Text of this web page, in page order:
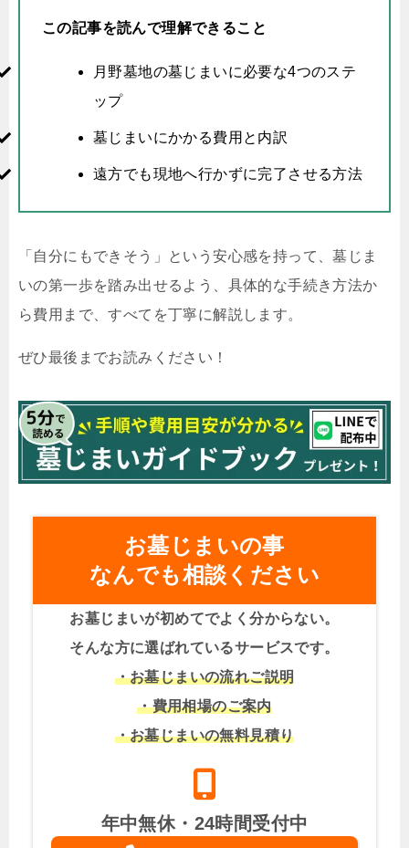
この記事を読んで理解できること
月野墓地の墓じまいに必要な4つのステ
ップ
墓じまいにかかる費用と内訳
遠方でも現地へ行かずに完了させる方法
「自分にもできそう」という安心感を持って、墓じま
いの第一歩を踏み出せるよう、具体的な手続き方法か
ら費用まで、すべてを丁寧に解説します。
ぜひ最後までお読みください！
お墓じまいの事
なんでも相談ください
お墓じまいが初めてでよく分からない。
そんな方に選ばれているサービスです。
・お墓じまいの流れご説明
・費用相場のご案内
・お墓じまいの無料見積り
年中無休・24時間受付中